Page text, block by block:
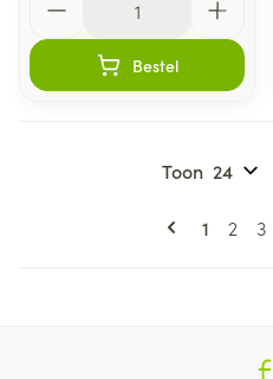
Bestel
U lees
1 2 3
Toon